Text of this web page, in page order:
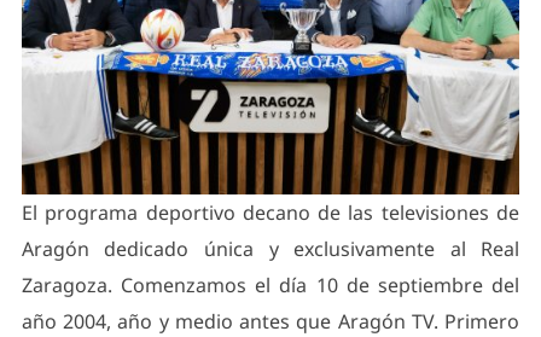
El programa deportivo decano de las televisiones de
Aragón dedicado única y exclusivamente al Real
Zaragoza. Comenzamos el día 10 de septiembre del
año 2004, año y medio antes que Aragón TV. Primero